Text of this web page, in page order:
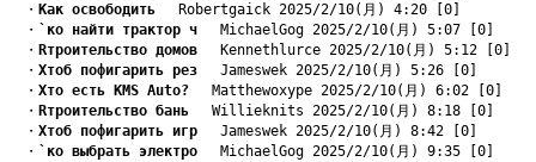
・ Kак освободить Robertgaick 2025/2/10(月) 4:20 [0]
・ `ко найти трактор ч MichaelGog 2025/2/10(月) 5:07 [0]
・ Rтроительство домов Kennethlurce 2025/2/10(月) 5:12 [0]
・ Xтоб пофигарить рез Jameswek 2025/2/10(月) 5:26 [0]
・ Xто есть KMS Auto? Matthewoxype 2025/2/10(月) 6:02 [0]
・ Rтроительство бань Willieknits 2025/2/10(月) 8:18 [0]
・ Xтоб пофигарить игр Jameswek 2025/2/10(月) 8:42 [0]
・ `ко выбрать электро MichaelGog 2025/2/10(月) 9:35 [0]